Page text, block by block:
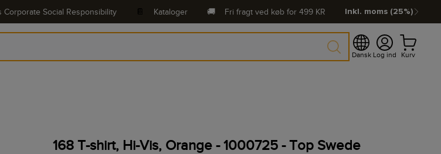
Corporate Social Responsibility Kataloger 🚚 Fri fragt ved køb for 499 KR Inkl. moms (25%)
Dansk Log ind Kurv
168 T-shirt, Hi-Vis, Orange - 1000725 - Top Swede